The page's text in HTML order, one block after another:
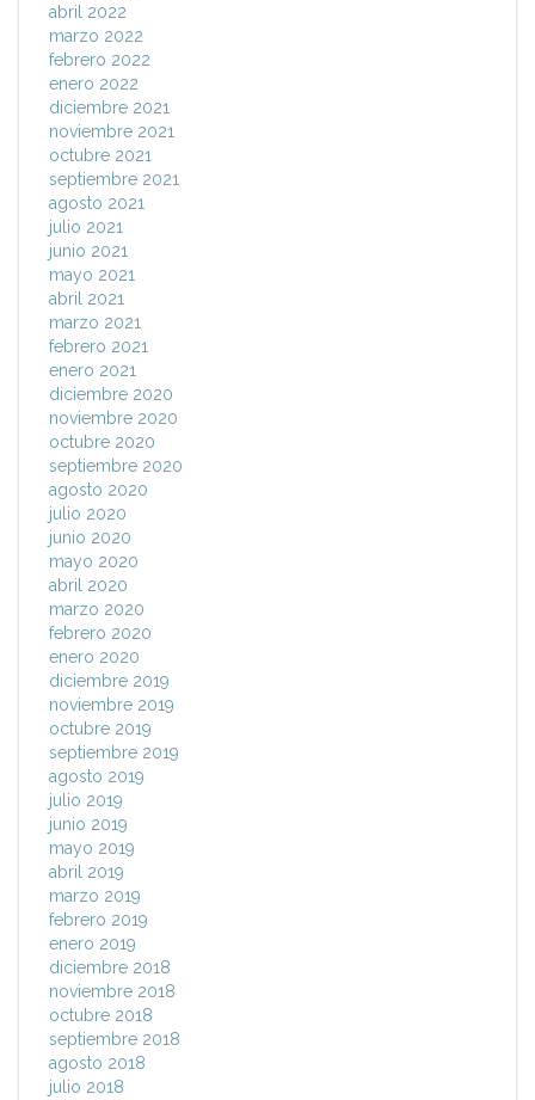
abril 2022
marzo 2022
febrero 2022
enero 2022
diciembre 2021
noviembre 2021
octubre 2021
septiembre 2021
agosto 2021
julio 2021
junio 2021
mayo 2021
abril 2021
marzo 2021
febrero 2021
enero 2021
diciembre 2020
noviembre 2020
octubre 2020
septiembre 2020
agosto 2020
julio 2020
junio 2020
mayo 2020
abril 2020
marzo 2020
febrero 2020
enero 2020
diciembre 2019
noviembre 2019
octubre 2019
septiembre 2019
agosto 2019
julio 2019
junio 2019
mayo 2019
abril 2019
marzo 2019
febrero 2019
enero 2019
diciembre 2018
noviembre 2018
octubre 2018
septiembre 2018
agosto 2018
julio 2018